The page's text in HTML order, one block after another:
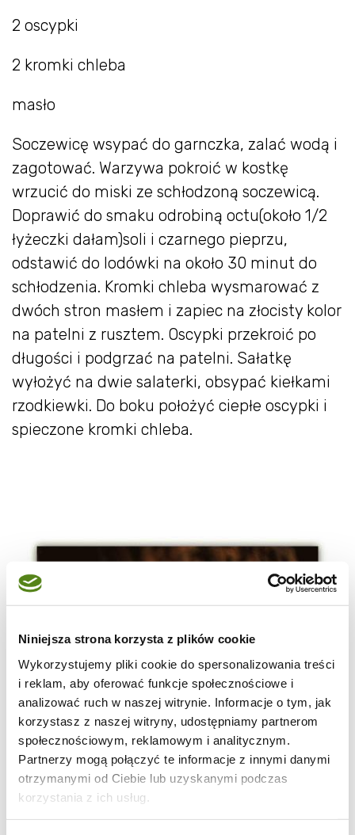
Niniejsza strona korzysta z plików cookie
Wykorzystujemy pliki cookie do spersonalizowania treści
i reklam, aby oferować funkcje społecznościowe i
analizować ruch w naszej witrynie. Informacje o tym, jak
korzystasz z naszej witryny, udostępniamy partnerom
społecznościowym, reklamowym i analitycznym.
Partnerzy mogą połączyć te informacje z innymi danymi
otrzymanymi od Ciebie lub uzyskanymi podczas
korzystania z ich usług.
2 oscypki
2 kromki chleba
masło
Soczewicę wsypać do garnczka, zalać wodą i
zagotować. Warzywa pokroić w kostkę
wrzucić do miski ze schłodzoną soczewicą.
Doprawić do smaku odrobiną octu(około 1/2
łyżeczki dałam)soli i czarnego pieprzu,
odstawić do lodówki na około 30 minut do
schłodzenia. Kromki chleba wysmarować z
dwóch stron masłem i zapiec na złocisty kolor
na patelni z rusztem. Oscypki przekroić po
długości i podgrzać na patelni. Sałatkę
wyłożyć na dwie salaterki, obsypać kiełkami
rzodkiewki. Do boku położyć ciepłe oscypki i
spieczone kromki chleba.